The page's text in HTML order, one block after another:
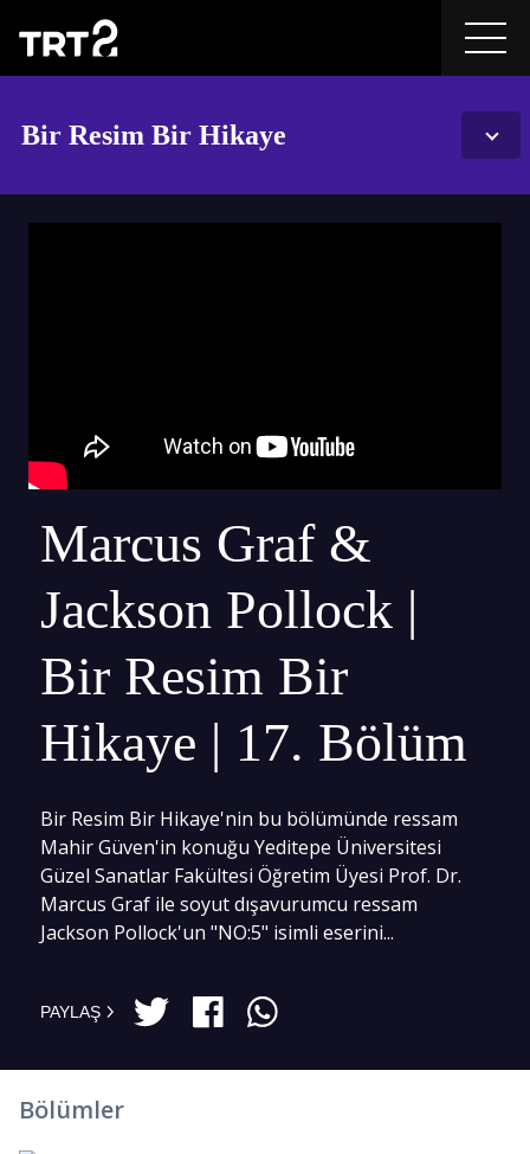
Bir Resim Bir Hikaye
Marcus Graf &
Jackson Pollock |
Bir Resim Bir
Hikaye | 17. Bölüm
Bir Resim Bir Hikaye'nin bu bölümünde ressam
Mahir Güven'in konuğu Yeditepe Üniversitesi
Güzel Sanatlar Fakültesi Öğretim Üyesi Prof. Dr.
Marcus Graf ile soyut dışavurumcu ressam
Jackson Pollock'un "NO:5" isimli eserini...
PAYLAŞ
Bölümler